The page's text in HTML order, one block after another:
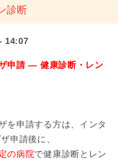
診断
14:07
申請 ― 健康診断・レン
を申請する方は、インタ
申請後に、
の病院で健康診断とレン